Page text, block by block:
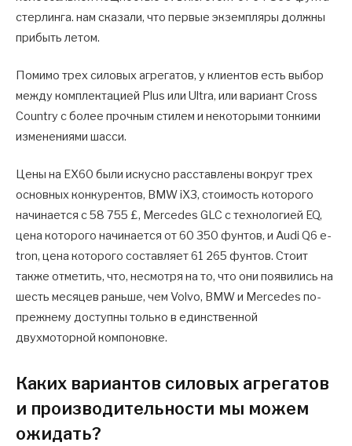
стерлинга. нам сказали, что первые экземпляры должны
прибыть летом.
Помимо трех силовых агрегатов, у клиентов есть выбор
между комплектацией Plus или Ultra, или вариант Cross
Country с более прочным стилем и некоторыми тонкими
изменениями шасси.
Цены на EX60 были искусно расставлены вокруг трех
основных конкурентов, BMW iX3, стоимость которого
начинается с 58 755 £, Mercedes GLC с технологией EQ,
цена которого начинается от 60 350 фунтов, и Audi Q6 e-
tron, цена которого составляет 61 265 фунтов. Стоит
также отметить, что, несмотря на то, что они появились на
шесть месяцев раньше, чем Volvo, BMW и Mercedes по-
прежнему доступны только в единственной
двухмоторной компоновке.
Каких вариантов силовых агрегатов
и производительности мы можем
ожидать?